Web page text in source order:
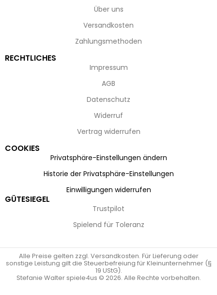
Über uns
Versandkosten
Zahlungsmethoden
RECHTLICHES
Impressum
AGB
Datenschutz
Widerruf
Vertrag widerrufen
COOKIES
Privatsphäre-Einstellungen ändern
Historie der Privatsphäre-Einstellungen
Einwilligungen widerrufen
GÜTESIEGEL
Trustpilot
Spielend für Toleranz
Alle Preise gelten zzgl. Versandkosten. Für Lieferung oder
sonstige Leistung gilt die Steuerbefreiung für Kleinunternehmer (§
19 UStG).
Stefanie Walter spiele4us © 2026. Alle Rechte vorbehalten.